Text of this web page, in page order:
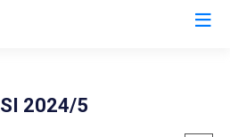
2024/5